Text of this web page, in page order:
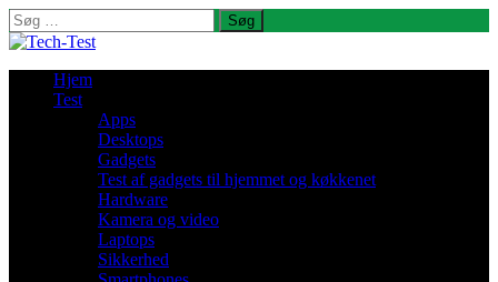
Søg
efter:
Hjem
Test
Apps
Desktops
Gadgets
Test af gadgets til hjemmet og køkkenet
Hardware
Kamera og video
Laptops
Sikkerhed